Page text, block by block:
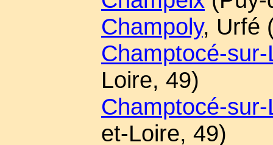
Champoly, Urfé
Champtocé-
Loire, 49)
Champtocé-
et-Loire, 49)